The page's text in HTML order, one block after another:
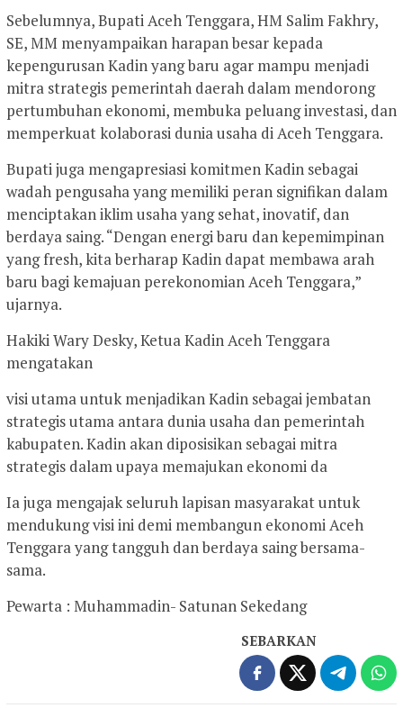
Sebelumnya, Bupati Aceh Tenggara, HM Salim Fakhry,
SE, MM menyampaikan harapan besar kepada
kepengurusan Kadin yang baru agar mampu menjadi
mitra strategis pemerintah daerah dalam mendorong
pertumbuhan ekonomi, membuka peluang investasi, dan
memperkuat kolaborasi dunia usaha di Aceh Tenggara.
Bupati juga mengapresiasi komitmen Kadin sebagai
wadah pengusaha yang memiliki peran signifikan dalam
menciptakan iklim usaha yang sehat, inovatif, dan
berdaya saing. “Dengan energi baru dan kepemimpinan
yang fresh, kita berharap Kadin dapat membawa arah
baru bagi kemajuan perekonomian Aceh Tenggara,”
ujarnya.
Hakiki Wary Desky, Ketua Kadin Aceh Tenggara
mengatakan
visi utama untuk menjadikan Kadin sebagai jembatan
strategis utama antara dunia usaha dan pemerintah
kabupaten. Kadin akan diposisikan sebagai mitra
strategis dalam upaya memajukan ekonomi da
Ia juga mengajak seluruh lapisan masyarakat untuk
mendukung visi ini demi membangun ekonomi Aceh
Tenggara yang tangguh dan berdaya saing bersama-
sama.
Pewarta : Muhammadin- Satunan Sekedang
SEBARKAN